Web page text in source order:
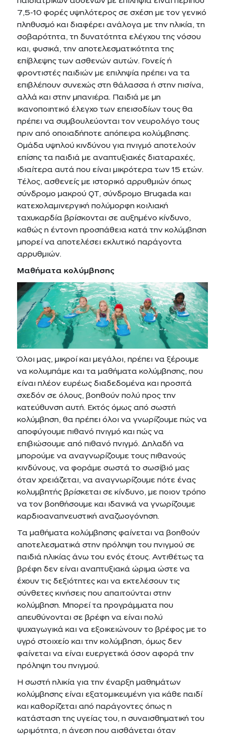
7,5-10 φορές υψηλότερος σε σχέση με τον γενικό
πληθυσμό και διαφέρει ανάλογα με την ηλικία, τη
σοβαρότητα, τη δυνατότητα ελέγχου της νόσου
και, φυσικά, την αποτελεσματικότητα της
επίβλεψης των ασθενών αυτών. Γονείς ή
φροντιστές παιδιών με επιληψία πρέπει να τα
επιβλέπουν συνεχώς στη θάλασσα ή στην πισίνα,
αλλά και στην μπανιέρα. Παιδιά με μη
ικανοποιητικό έλεγχο των επεισοδίων τους θα
πρέπει να συμβουλεύονται τον νευρολόγο τους
πριν από οποιαδήποτε απόπειρα κολύμβησης.
Ομάδα υψηλού κινδύνου για πνιγμό αποτελούν
επίσης τα παιδιά με αναπτυξιακές διαταραχές,
ιδιαίτερα αυτά που είναι μικρότερα των 15 ετών.
Τέλος, ασθενείς με ιστορικό αρρυθμιών όπως
σύνδρομο μακρού QT, σύνδρομο Brugada και
κατεχολαμινεργική πολύμορφη κοιλιακή
ταχυκαρδία βρίσκονται σε αυξημένο κίνδυνο,
καθώς η έντονη προσπάθεια κατά την κολύμβηση
μπορεί να αποτελέσει εκλυτικό παράγοντα
αρρυθμιών.
Μαθήματα κολύμβησης
Όλοι μας, μικροί και μεγάλοι, πρέπει να ξέρουμε
να κολυμπάμε και τα μαθήματα κολύμβησης, που
είναι πλέον ευρέως διαδεδομένα και προσιτά
σχεδόν σε όλους, βοηθούν πολύ προς την
κατεύθυνση αυτή. Εκτός όμως από σωστή
κολύμβηση, θα πρέπει όλοι να γνωρίζουμε πώς να
αποφύγουμε πιθανό πνιγμό και πώς να
επιβιώσουμε από πιθανό πνιγμό. Δηλαδή να
μπορούμε να αναγνωρίζουμε τους πιθανούς
κινδύνους, να φοράμε σωστά το σωσίβιό μας
όταν χρειάζεται, να αναγνωρίζουμε πότε ένας
κολυμβητής βρίσκεται σε κίνδυνο, με ποιον τρόπο
να τον βοηθήσουμε και ιδανικά να γνωρίζουμε
καρδιοαναπνευστική αναζωογόνηση.
Τα μαθήματα κολύμβησης φαίνεται να βοηθούν
αποτελεσματικά στην πρόληψη του πνιγμού σε
παιδιά ηλικίας άνω του ενός έτους. Αντιθέτως τα
βρέφη δεν είναι αναπτυξιακά ώριμα ώστε να
έχουν τις δεξιότητες και να εκτελέσουν τις
σύνθετες κινήσεις που απαιτούνται στην
κολύμβηση. Μπορεί τα προγράμματα που
απευθύνονται σε βρέφη να είναι πολύ
ψυχαγωγικά και να εξοικειώνουν το βρέφος με το
υγρό στοιχείο και την κολύμβηση, όμως δεν
φαίνεται να είναι ευεργετικά όσον αφορά την
πρόληψη του πνιγμού.
Η σωστή ηλικία για την έναρξη μαθημάτων
κολύμβησης είναι εξατομικευμένη για κάθε παιδί
και καθορίζεται από παράγοντες όπως η
κατάσταση της υγείας του, η συναισθηματική του
ωριμότητα, η άνεση που αισθάνεται όταν